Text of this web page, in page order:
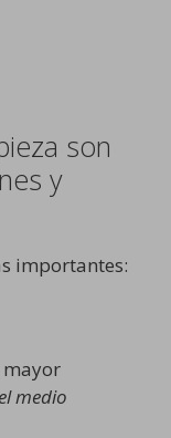
son
y
importantes:
mayor
medio